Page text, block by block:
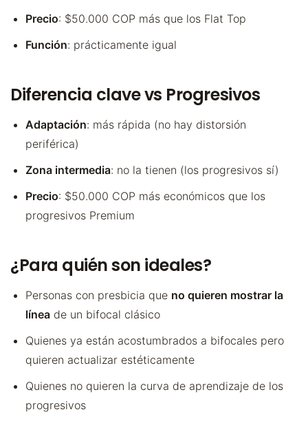
Precio: $50.000 COP más que los Flat Top
Función: prácticamente igual
Diferencia clave vs Progresivos
Adaptación: más rápida (no hay distorsión
periférica)
Zona intermedia: no la tienen (los progresivos sí)
Precio: $50.000 COP más económicos que los
progresivos Premium
¿Para quién son ideales?
Personas con presbicia que no quieren mostrar la
línea de un bifocal clásico
Quienes ya están acostumbrados a bifocales pero
quieren actualizar estéticamente
Quienes no quieren la curva de aprendizaje de los
progresivos